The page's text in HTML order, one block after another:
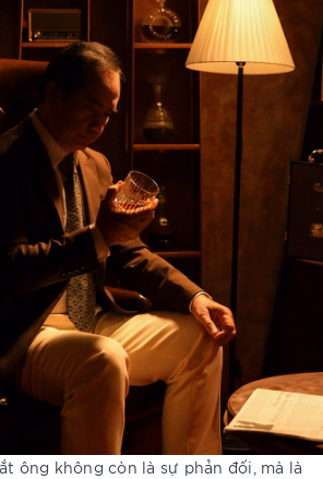
ông không còn là sự phản đối, mà là